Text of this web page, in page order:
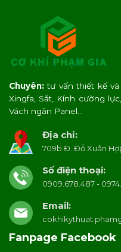
Chuyên:tư vấn thiết kế
Xingfa, Sắt, Kính cường
Vách ngăn Panel…
Địa chỉ:
709b Đ. Đỗ Xuân
Số điện thoại:
0909.678.487 -
Email:
Fanpage Facebook